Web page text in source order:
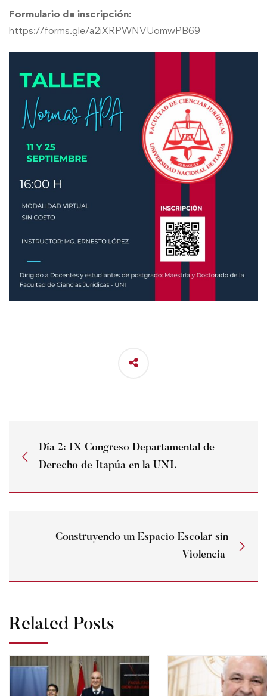
Formulario de inscripción:
https://forms.gle/a2iXRPWNVUomwPB69
Día 2: IX Congreso Departamental de
Derecho de Itapúa en la UNI.
Construyendo un Espacio Escolar sin
Violencia
Related Posts